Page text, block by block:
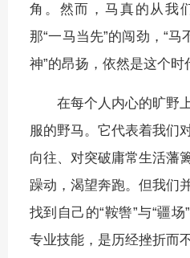
角。然而，马真的从我
那“一马当先”的闯劲，“马
神”的昂扬，依然是这个时
在每个人内心的旷野
服的野马。它代表着我们
向往、对突破庸常生活藩
躁动，渴望奔跑。但我们
找到自己的“鞍辔”与“疆
专业技能，是历经挫折而